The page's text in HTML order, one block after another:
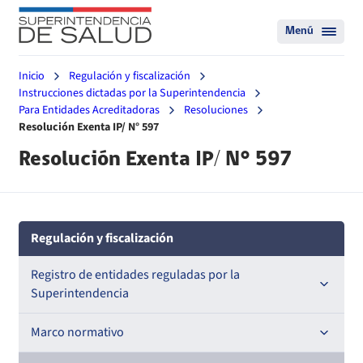
Menú
Inicio
Regulación y fiscalización
Instrucciones dictadas por la Superintendencia
Para Entidades Acreditadoras
Resoluciones
Resolución Exenta IP/ N° 597
Resolución Exenta IP/ N° 597
Regulación y fiscalización
Registro de entidades reguladas por la
Superintendencia
Registro de Prestadores Acreditados
Marco normativo